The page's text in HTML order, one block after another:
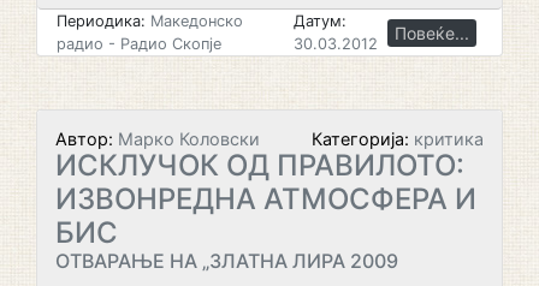
Периодика: Македонско
радио - Радио Скопје
Датум:
30.03.2012
Повеќе...
Автор: Марко Коловски Категорија: критика
ИСКЛУЧОК ОД ПРАВИЛОТО:
ИЗВОНРЕДНА АТМОСФЕРА И
БИС
ОТВАРАЊЕ НА „ЗЛАТНА ЛИРА 2009